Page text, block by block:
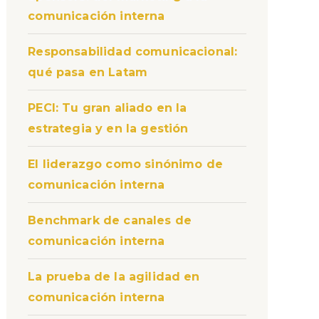
comunicación interna
Responsabilidad comunicacional:
qué pasa en Latam
PECI: Tu gran aliado en la
estrategia y en la gestión
El liderazgo como sinónimo de
comunicación interna
Benchmark de canales de
comunicación interna
La prueba de la agilidad en
comunicación interna